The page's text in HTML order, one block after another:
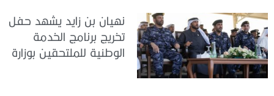
نهيان بن زايد يشهد حفل
تخريج برنامج الخدمة
الوطنية للملتحقين بوزارة